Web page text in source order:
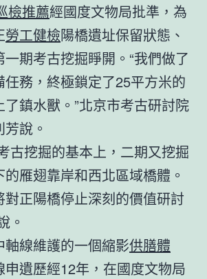
檢推薦經國度文物局批準，為
勞工健檢陽橋遺址保留狀態、
期考古挖掘睜開。“我們做了
務，終極鎖定了25平方米的
鎮水獸。”北京市考古研討院
說。
古挖掘的基本上，二期又挖掘
雁翅靠岸和西北區域橋體。
正陽橋停止深刻的價值研討
。
軸線維護的一個縮影供膳體
申遺歷經12年，在國度文物局